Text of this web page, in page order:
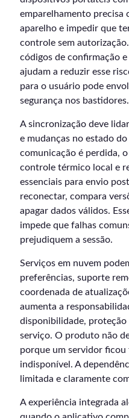
emparelhamento precisa
aparelho e impedir que
controle sem
códigos de confirmação
ajudam a reduzir esse
para o usuário pode
segurança nos bastidores.
A sincronização deve
e mudanças no estado
comunicação é perdida,
controle térmico local e
essenciais para envio
reconectar, compara
apagar dados válidos.
impede que falhas
prejudiquem a sessão.
Serviços em nuvem
preferências, suporte
coordenada de
aumenta a
disponibilidade,
serviço. O produto não
porque um servidor
indisponível. A
limitada e claramente
A experiência integrada